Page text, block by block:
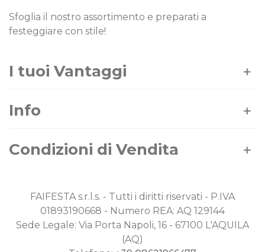
Sfoglia il nostro assortimento e preparati a
festeggiare con stile!
I tuoi Vantaggi
Info
Condizioni di Vendita
FAIFESTA s.r.l.s. - Tutti i diritti riservati - P.IVA
01893190668 - Numero REA: AQ 129144
Sede Legale: Via Porta Napoli, 16 - 67100 L'AQUILA
(AQ)